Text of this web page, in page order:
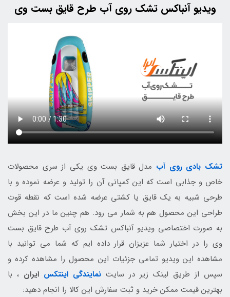
ویدیو آنباکس تشک روی آب طرح قایق بست وی
تشک بادی روی آب مدل قایق بست وی یکی از سری محصولات
خاص و جذابی است که این کمپانی آن را تولید و عرضه نموده و با
طرحی شبیه به یک قایق یا کشتی عرضه شده است که نقطه قوت
طراحی این محصول هم به شمار می رود. هم چنین ما در این بخش
به صورت اختصاصی ویدیو آنباکس تشک روی آب طرح قایق بست
وی را در اختیار شما عزیزان قرار داده ایم که شما می توانید با
مشاهده این ویدیو تمامی جزئیات این محصول را مشاهده کرده و
سپس از طریق لینک زیر در سایت نمایندگی اینتکس ایران ، با
بهترین قیمت ممکن خرید و ثبت سفارش این کالا را انجام دهید: